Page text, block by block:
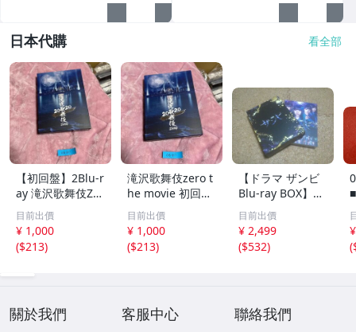
日本代購 看全部
【初回盤】2Blu-r
ay 滝沢歌舞伎ZE
RO 2020 The Mo
vie
目前出價
¥ 1,000
($213)
滝沢歌舞伎zero t
he movie 初回版
Blu-ray
目前出價
¥ 1,000
($213)
【ドラマ ザンビ
Blu-ray BOX】★
5枚組BD（Blu-ra
y・ブルーレイ）
★（乃木坂46・
欅坂46・櫻坂4
目前出價
¥ 2,499
($532)
(
關於我們 客服中心 聯絡我們